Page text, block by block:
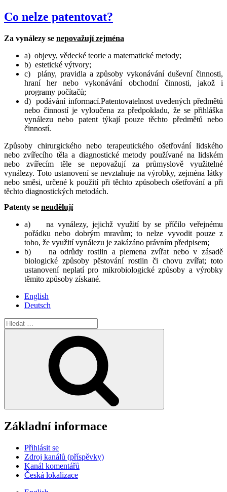
Co nelze patentovat?
Za vynálezy se nepovažují zejména
a) objevy, vědecké teorie a matematické metody;
b) estetické výtvory;
c) plány, pravidla a způsoby vykonávání duševní činnosti,
hraní her nebo vykonávání obchodní činnosti, jakož i
programy počítačů;
d) podávání informací.Patentovatelnost uvedených předmětů
nebo činností je vyloučena za předpokladu, že se přihláška
vynálezu nebo patent týkají pouze těchto předmětů nebo
činností.
Způsoby chirurgického nebo terapeutického ošetřování lidského
nebo zvířecího těla a diagnostické metody používané na lidském
nebo zvířecím těle se nepovažují za průmyslově využitelné
vynálezy. Toto ustanovení se nevztahuje na výrobky, zejména látky
nebo směsi, určené k použití při těchto způsobech ošetřování a při
těchto diagnostických metodách.
Patenty se neudělují
a) na vynálezy, jejichž využití by se příčilo veřejnému
pořádku nebo dobrým mravům; to nelze vyvodit pouze z
toho, že využití vynálezu je zakázáno právním předpisem;
b) na odrůdy rostlin a plemena zvířat nebo v zásadě
biologické způsoby pěstování rostlin či chovu zvířat; toto
ustanovení neplatí pro mikrobiologické způsoby a výrobky
těmito způsoby získané.
English
Deutsch
Hledat:
Základní informace
Přihlásit se
Zdroj kanálů (příspěvky)
Kanál komentářů
Česká lokalizace